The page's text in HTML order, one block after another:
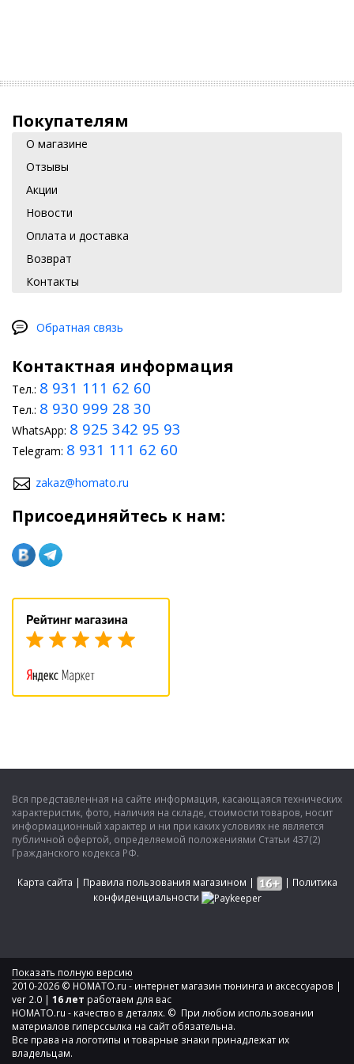
Покупателям
О магазине
Отзывы
Акции
Новости
Оплата и доставка
Возврат
Контакты
Обратная связь
Контактная информация
Тел.: 8 931 111 62 60
Тел.: 8 930 999 28 30
WhatsApp: 8 925 342 95 93
Telegram: 8 931 111 62 60
zakaz@homato.ru
Присоединяйтесь к нам:
Вся представленная на сайте информация, касающаяся технических
характеристик, фото, наличия на складе, стоимости товаров, носит
информационный характер и ни при каких условиях не является
публичной офертой, определяемой положениями Статьи 437(2)
Гражданского кодекса РФ.
Карта сайта | Правила пользования магазином | | Политика
конфиденциальности
Показать полную версию
2010-2026 © HOMATO.ru - интернет магазин тюнинга и аксессуаров |
ver 2.0 | 16 лет работаем для вас
HOMATO.ru - качество в деталях. © При любом использовании
материалов гиперссылка на сайт обязательна.
Все права на логотипы и товарные знаки принадлежат их
владельцам.